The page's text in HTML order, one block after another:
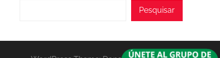
Pesquisar